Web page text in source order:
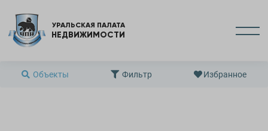
УРАЛЬСКАЯ ПАЛАТА
НЕДВИЖИМОСТИ
Объекты Фильтр Избранное